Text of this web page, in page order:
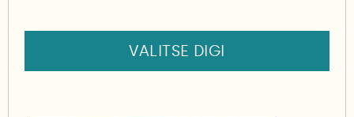
VALITSE DIGI